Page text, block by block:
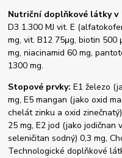
Nutriční doplňkové látky v
D3 1.300 MJ vit. E
mg, vit. B12 75μg, biotin
mg, niacinamid 60 mg,
1300 mg.
Stopové prvky: E1 železo
mg, E5 mangan (jako oxid
chelát zinku a oxid
25 mg, E2 jod (jako jodičnan
seleničitan sodný) 0,3 mg,
Technologické doplňkové